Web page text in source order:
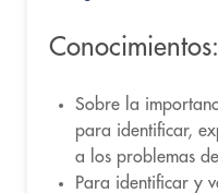
Conocimientos:
Sobre la
para identificar,
a los problemas
Para identificar y